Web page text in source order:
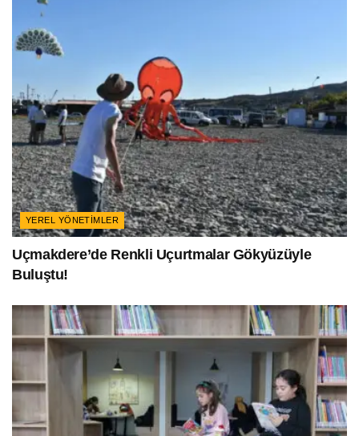
YEREL YÖNETIMLER
Uçmakdere’de Renkli Uçurtmalar Gökyüzüyle
Buluştu!